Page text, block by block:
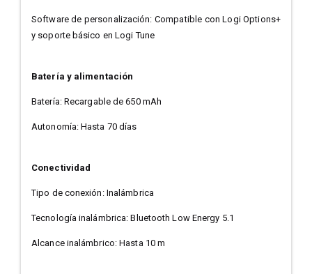
Software de personalización: Compatible con Logi Options+
y soporte básico en Logi Tune
Batería y alimentación
Batería: Recargable de 650 mAh
Autonomía: Hasta 70 días
Conectividad
Tipo de conexión: Inalámbrica
Tecnología inalámbrica: Bluetooth Low Energy 5.1
Alcance inalámbrico: Hasta 10 m